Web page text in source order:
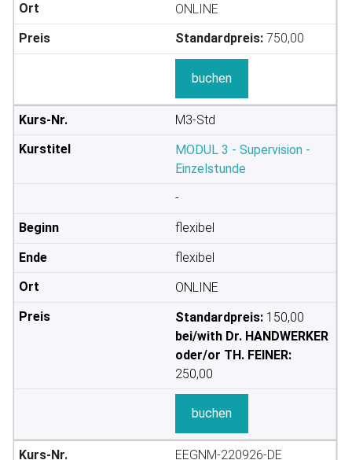
ONLINE
Standardpreis: 750,00
buchen
M3-Std
MODUL 3 - Supervision -
Einzelstunde
-
flexibel
flexibel
ONLINE
Standardpreis: 150,00
bei/with Dr. HANDWERKER
oder/or TH. FEINER:
250,00
buchen
EEGNM-220926-DE